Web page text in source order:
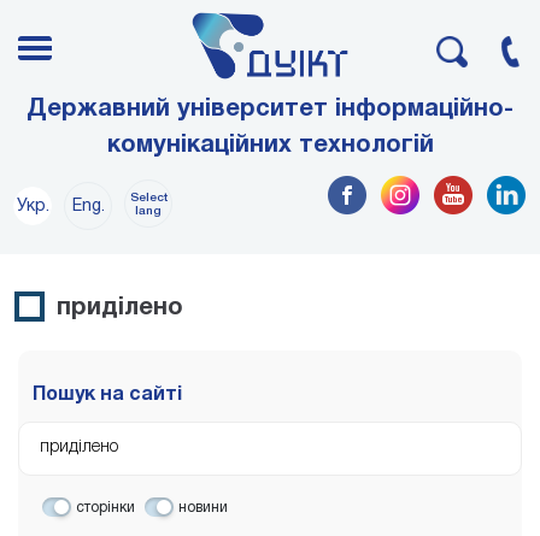
Державний університет інформаційно-
комунікаційних технологій
Укр. Eng.
Select
lang
приділено
Пошук на сайті
сторінки новини